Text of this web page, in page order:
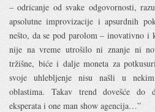
– odricanje od svake odgovornosti,
apsolutne improvizacije i apsurdnih
nešto, da se pod parolom – inovativno i
nije na vreme utrošilo ni znanje ni
tržišne, biće i dalje moneta za
svoje uhlebljenje nisu našli u
oblastima. Takav trend dovešće do
eksperata i one man show agencija…”